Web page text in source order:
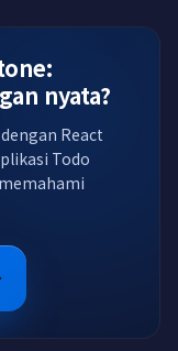
nyata?
React
Todo